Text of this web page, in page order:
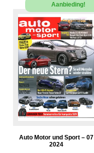
Aanbieding!
Auto Motor und Sport – 07
2024